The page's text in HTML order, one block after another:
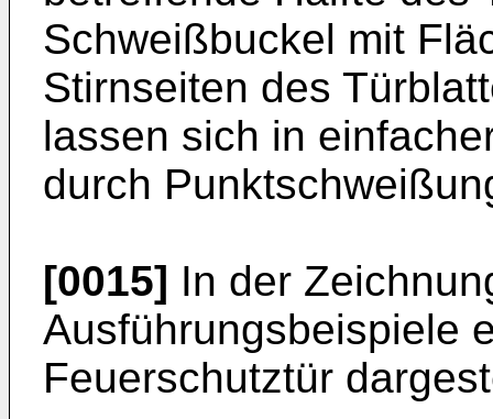
Schweißbuckel mit
Stirnseiten des
lassen sich in
durch
[0015] In der
Ausführungsbeispiele
Feuerschutztür